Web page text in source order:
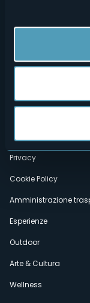
Menù
Privacy
Cookie Policy
Amministrazione
Esperienze
Outdoor
Arte & Cultura
Wellness